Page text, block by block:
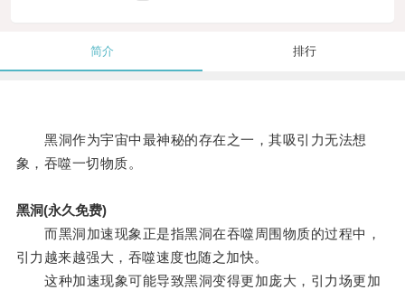
简介 排行
黑洞作为宇宙中最神秘的存在之一，其吸引力无法想
象，吞噬一切物质。
黑洞(永久免费)
而黑洞加速现象正是指黑洞在吞噬周围物质的过程中，
引力越来越强大，吞噬速度也随之加快。
这种加速现象可能导致黑洞变得更加庞大，引力场更加